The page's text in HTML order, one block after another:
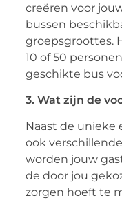
creëren voor
bussen
groepsgroottes.
10 of 50
geschikte bus
3. Wat zijn de
Naast de unieke
ook
worden jouw
de door jou
zorgen hoeft te